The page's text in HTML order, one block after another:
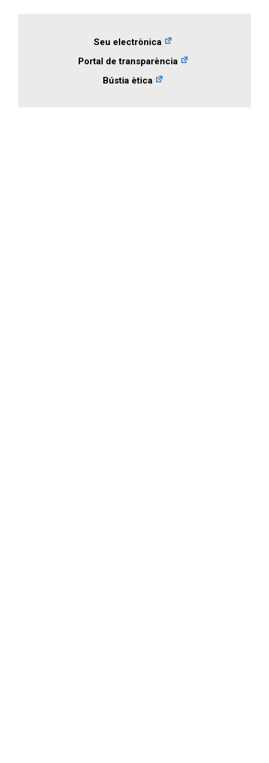
Seu electrònica
Portal de transparència
Bústia ètica